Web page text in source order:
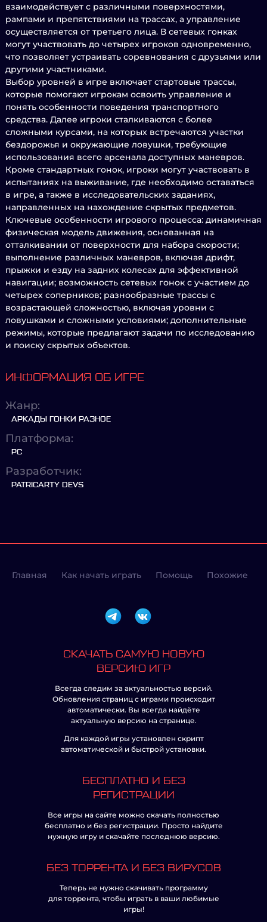
взаимодействует с различными поверхностями,
рампами и препятствиями на трассах, а управление
осуществляется от третьего лица. В сетевых гонках
могут участвовать до четырех игроков одновременно,
что позволяет устраивать соревнования с друзьями или
другими участниками.
Выбор уровней в игре включает стартовые трассы,
которые помогают игрокам освоить управление и
понять особенности поведения транспортного
средства. Далее игроки сталкиваются с более
сложными курсами, на которых встречаются участки
бездорожья и окружающие ловушки, требующие
использования всего арсенала доступных маневров.
Кроме стандартных гонок, игроки могут участвовать в
испытаниях на выживание, где необходимо оставаться
в игре, а также в исследовательских заданиях,
направленных на нахождение скрытых предметов.
Ключевые особенности игрового процесса: динамичная
физическая модель движения, основанная на
отталкивании от поверхности для набора скорости;
выполнение различных маневров, включая дрифт,
прыжки и езду на задних колесах для эффективной
навигации; возможность сетевых гонок с участием до
четырех соперников; разнообразные трассы с
возрастающей сложностью, включая уровни с
ловушками и сложными условиями; дополнительные
режимы, которые предлагают задачи по исследованию
и поиску скрытых объектов.
ИНФОРМАЦИЯ ОБ ИГРЕ
Жанр:
АРКАДЫ ГОНКИ РАЗНОЕ
Платформа:
PC
Разработчик:
PATRICARTY DEVS
Главная Как начать играть Помощь Похожие
СКАЧАТЬ САМУЮ НОВУЮ
ВЕРСИЮ ИГР
Всегда следим за актуальностью версий.
Обновления страниц с играми происходит
автоматически. Вы всегда найдёте
актуальную версию на странице.
Для каждой игры установлен скрипт
автоматической и быстрой установки.
БЕСПЛАТНО И БЕЗ
РЕГИСТРАЦИИ
Все игры на сайте можно скачать полностью
бесплатно и без регистрации. Просто найдите
нужную игру и скачайте последнюю версию.
БЕЗ ТОРРЕНТА И БЕЗ ВИРУСОВ
Теперь не нужно скачивать программу
для торрента, чтобы играть в ваши любимые
игры!